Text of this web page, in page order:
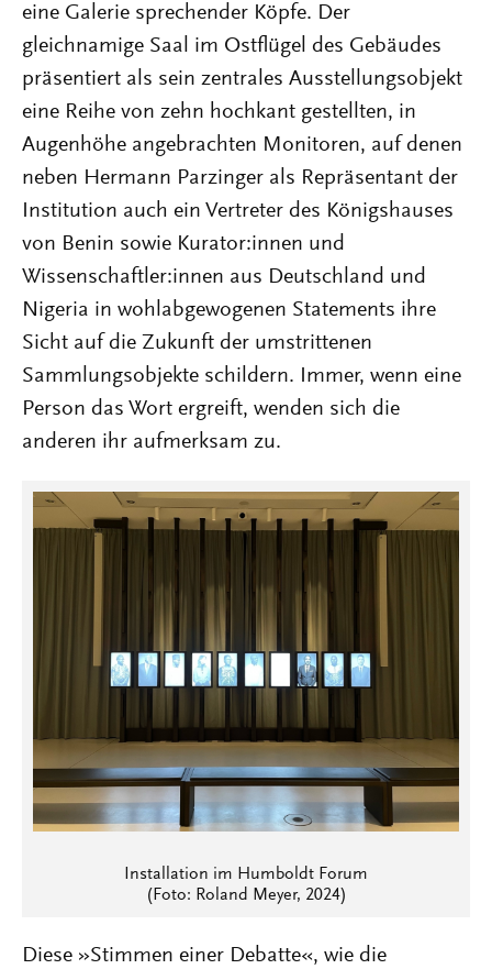
eine Galerie sprechender Köpfe. Der
gleichnamige Saal im Ostflügel des Gebäudes
präsentiert als sein zentrales Ausstellungsobjekt
eine Reihe von zehn hochkant gestellten, in
Augenhöhe angebrachten Monitoren, auf denen
neben Hermann Parzinger als Repräsentant der
Institution auch ein Vertreter des Königshauses
von Benin sowie Kurator:innen und
Wissenschaftler:innen aus Deutschland und
Nigeria in wohlabgewogenen Statements ihre
Sicht auf die Zukunft der umstrittenen
Sammlungsobjekte schildern. Immer, wenn eine
Person das Wort ergreift, wenden sich die
anderen ihr aufmerksam zu.
Installation im Humboldt Forum
(Foto: Roland Meyer, 2024)
Diese »Stimmen einer Debatte«, wie die